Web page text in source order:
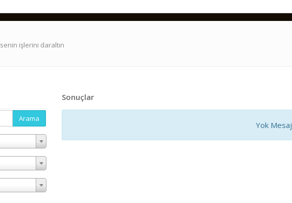
senin işlerini daraltın
Arama
Sonuçlar
Yok Mesaj